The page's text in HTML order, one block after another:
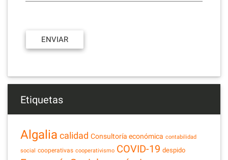
Etiquetas
Algalia calidad Consultoría económica contabilidad
social cooperativas cooperativismo COVID-19 despido